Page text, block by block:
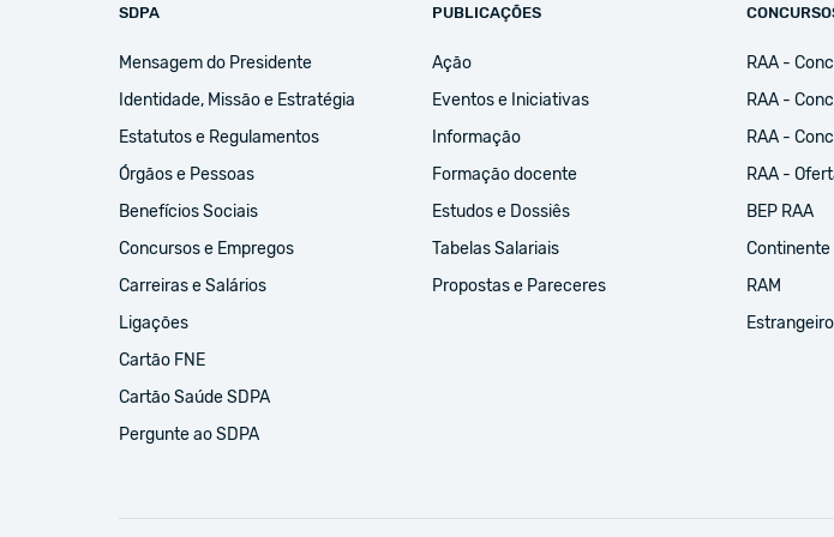
SDPA
Mensagem do Presidente
Identidade, Missão e Estratégia
Estatutos e Regulamentos
Órgãos e Pessoas
Benefícios Sociais
Concursos e Empregos
Carreiras e Salários
Ligações
Cartão FNE
Cartão Saúde SDPA
Pergunte ao SDPA
PUBLICAÇÕES
Ação
Eventos e Iniciativas
Informação
Formação docente
Estudos e Dossiês
Tabelas Salariais
Propostas e Pareceres
RAA -
RAA -
RAA -
RAA -
BEP RAA
Continente
RAM
Estrangeiro